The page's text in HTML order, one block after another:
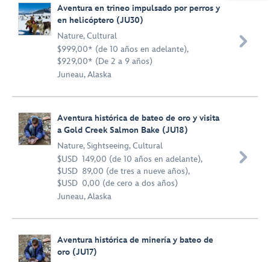
Aventura en trineo impulsado por perros y
en helicóptero (JU30)
Nature,Cultural
$999,00* (de 10 años en adelante),
$929,00* (De 2 a 9 años)
Juneau, Alaska

Aventura histórica de bateo de oro y visita
a Gold Creek Salmon Bake (JU18)
Nature,Sightseeing,Cultural
$USD 149,00 (de 10 años en adelante),
$USD 89,00 (de tres a nueve años),
$USD 0,00 (de cero a dos años)
Juneau, Alaska

Aventura histórica de minería y bateo de
oro (JU17)